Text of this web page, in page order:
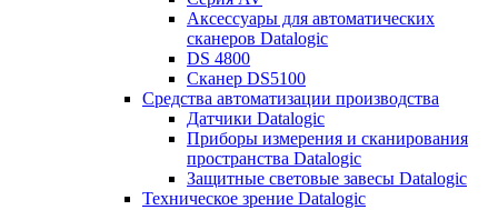
Аксессуары для автоматических
сканеров Datalogic
DS 4800
Сканер DS5100
Средства автоматизации производства
Датчики Datalogic
Приборы измерения и сканирования
пространства Datalogic
Защитные световые завесы Datalogic
Техническое зрение Datalogic